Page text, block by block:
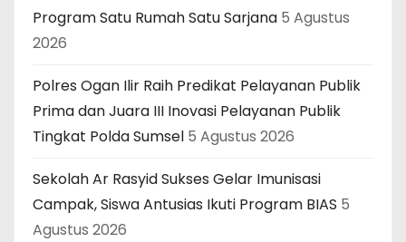
Program Satu Rumah Satu Sarjana 5 Agustus
2026
Polres Ogan Ilir Raih Predikat Pelayanan Publik
Prima dan Juara III Inovasi Pelayanan Publik
Tingkat Polda Sumsel 5 Agustus 2026
Sekolah Ar Rasyid Sukses Gelar Imunisasi
Campak, Siswa Antusias Ikuti Program BIAS 5
Agustus 2026